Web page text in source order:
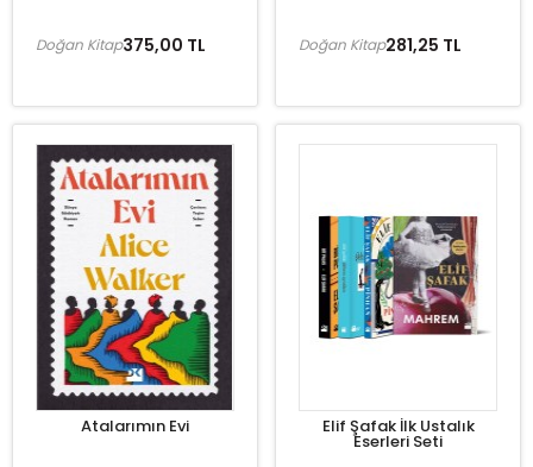
375,00 TL
Doğan Kitap 281,25 TL
Doğan Kitap
Atalarımın Evi Elif Şafak İlk Ustalık
Eserleri Seti